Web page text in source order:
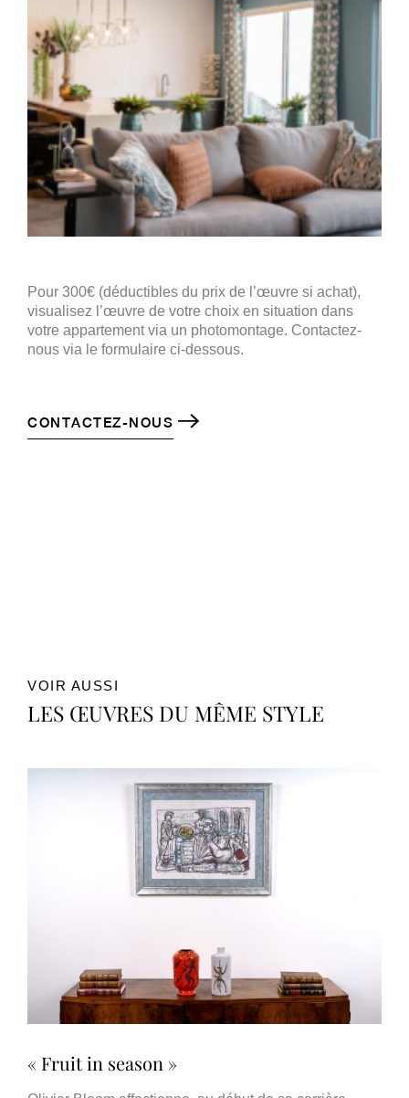
Pour 300€ (déductibles du prix de l’œuvre si achat),
visualisez l’œuvre de votre choix en situation dans
votre appartement via un photomontage. Contactez-
nous via le formulaire ci-dessous.
CONTACTEZ-NOUS
VOIR AUSSI
LES ŒUVRES DU MÊME STYLE
« Fruit in season »